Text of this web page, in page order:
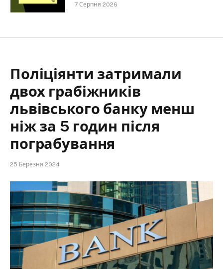
7 Серпня 2026
Поліціянти затримали
двох грабіжників
львівського банку менш
ніж за 5 годин після
пограбування
25 Березня 2024